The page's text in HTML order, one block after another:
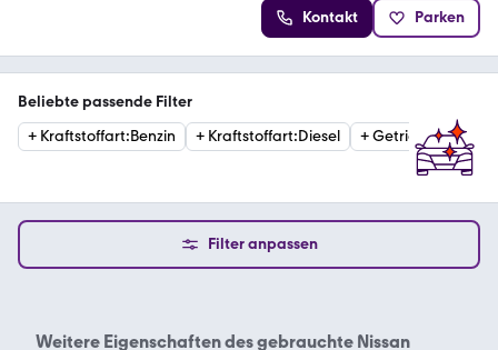
Kontakt Parken
Beliebte passende Filter
+ Kraftstoffart:Benzin + Kraftstoffart:Diesel +Getriebe:
Filter anpassen
Weitere Eigenschaften desgebrauchte Nissan